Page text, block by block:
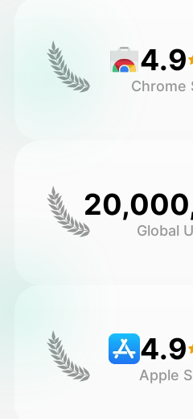
4.9
Chrome
Global
4.9
Apple